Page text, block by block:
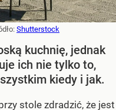
Shutterstock
kuchnię, jednak
ich nie tylko to,
kiedy i jak.
stole zdradzić, że jest